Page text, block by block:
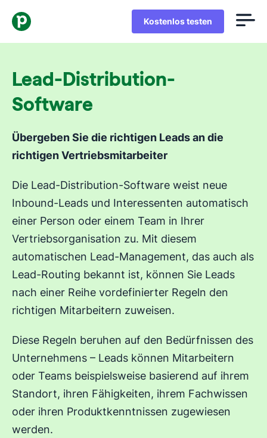
Kostenlos testen
Lead-Distribution-
Software
Übergeben Sie die richtigen Leadsan die
richtigenVertriebsmitarbeiter
Die Lead-Distribution-Software weist neue
Inbound-Leads und Interessenten automatisch
einer Person oder einem Team in Ihrer
Vertriebsorganisation zu. Mit diesem
automatischen Lead-Management, das auch als
Lead-Routing bekannt ist, können Sie Leads
nach einer Reihe vordefinierter Regeln den
richtigen Mitarbeitern zuweisen.
Diese Regeln beruhen auf den Bedürfnissen des
Unternehmens – Leads können Mitarbeitern
oder Teams beispielsweise basierend auf ihrem
Standort, ihren Fähigkeiten, ihrem Fachwissen
oder ihren Produktkenntnissen zugewiesen
werden.